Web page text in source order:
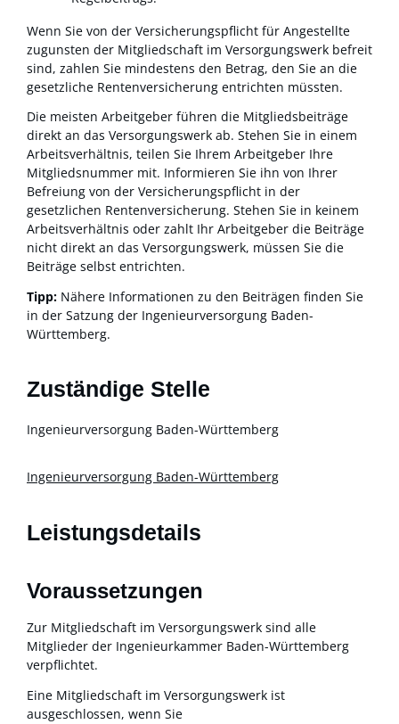
Wenn Sie von der Versicherungspflicht für Angestellte
zugunsten der Mitgliedschaft im Versorgungswerk befreit
sind, zahlen Sie mindestens den Betrag, den Sie an die
gesetzliche Rentenversicherung entrichten müssten.
Die meisten Arbeitgeber führen die Mitgliedsbeiträge
direkt an das Versorgungswerk ab. Stehen Sie in einem
Arbeitsverhältnis, teilen Sie Ihrem Arbeitgeber Ihre
Mitgliedsnummer mit. Informieren Sie ihn von Ihrer
Befreiung von der Versicherungspflicht in der
gesetzlichen Rentenversicherung. Stehen Sie in keinem
Arbeitsverhältnis oder zahlt Ihr Arbeitgeber die Beiträge
nicht direkt an das Versorgungswerk, müssen Sie die
Beiträge selbst entrichten.
Tipp: Nähere Informationen zu den Beiträgen finden Sie
in der Satzung der Ingenieurversorgung Baden-
Württemberg.
Zuständige Stelle
Ingenieurversorgung Baden-Württemberg
Ingenieurversorgung Baden-Württemberg
Leistungsdetails
Voraussetzungen
Zur Mitgliedschaft im Versorgungswerk sind alle
Mitglieder der Ingenieurkammer Baden-Württemberg
verpflichtet.
Eine Mitgliedschaft im Versorgungswerk ist
ausgeschlossen, wenn Sie